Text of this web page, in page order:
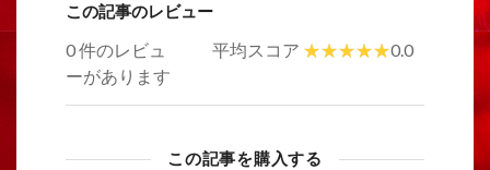
この記事のレビュー
0 件のレビュ
ーがあります
平均スコア 0.0
この記事を購入する